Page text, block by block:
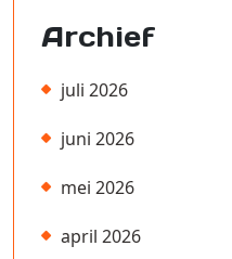
Archief
juli 2026
juni 2026
mei 2026
april 2026